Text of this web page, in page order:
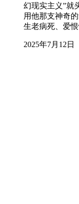
幻现实主义”就
用他那支神奇
生老病死、爱
2025年7月12日